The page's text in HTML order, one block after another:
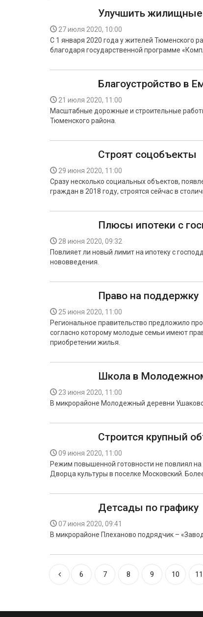
Улучшить жилищные
27 июля 2020, 10:00
С 1 января 2020 года у жителей Тюменского
благодаря государственной программе
Благоустройство в
21 июля 2020, 11:00
Масштабные дорожные и строительные
Тюменского района.
Строят соцобъекты
29 июня 2020, 11:00
Сразу несколько социальных объектов,
граждан в 2018 году, строятся сейчас в
Плюсы ипотеки с
28 июня 2020, 09:32
Повлияет ли новый лимит на ипотеку с
нововведения.
Право на поддержку
25 июня 2020, 11:00
Региональное правительство предложило
согласно которому молодые семьи имеют
приобретении жилья.
Школа в
23 июня 2020, 11:00
В микрорайоне Молодежный деревни
Строится крупный
09 июня 2020, 11:00
Режим повышенной готовности не повлиял
Дворца культуры в поселке Московский.
Детсады по графику
07 июня 2020, 09:41
В микрорайоне Плеханово подрядчик –
6 7 8 9 10 11